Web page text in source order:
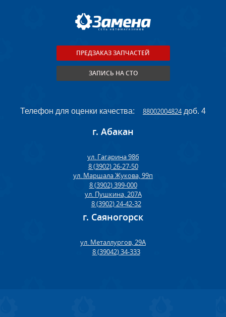
ПРЕДЗАКАЗ ЗАПЧАСТЕЙ
ЗАПИСЬ НА СТО
Телефон для оценки качества: 88002004824доб. 4
г. Абакан
ул. Гагарина 98б
8 (3902) 26-27-50
ул. Маршала Жукова, 99п
8 (3902) 399-000
ул. Пушкина, 207А
8 (3902) 24-42-32
г. Саяногорск
ул. Металлургов, 29А
8 (39042) 34-333